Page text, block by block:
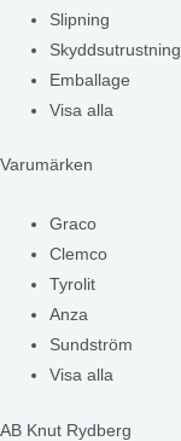
Slipning
Skyddsutrustning
Emballage
Visa alla
Varumärken
Graco
Clemco
Tyrolit
Anza
Sundström
Visa alla
AB Knut Rydberg